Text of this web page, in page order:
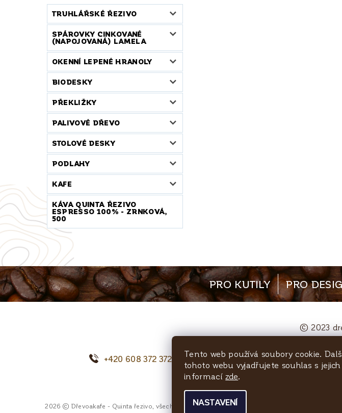
TRUHLÁŘSKÉ ŘEZIVO
SPÁROVKY CINKOVANÉ
(NAPOJOVANÁ) LAMELA
OKENNÍ LEPENÉ HRANOLY
BIODESKY
PŘEKLIŽKY
PALIVOVÉ DŘEVO
STOLOVÉ DESKY
PODLAHY
KAFE
KÁVA QUINTA ŘEZIVO
ESPRESSO 100% - ZRNKOVÁ,
500
PRO KUTILY PRO
© 2023
+420 608 372 372 objednavky@quinta-rezivo.cz
2026 © Dřevoakafe - Quinta řezivo, všechna práva vyhrazena
Tento web používá soubory cookie.
tohoto webu vyjadřujete souhlas s
informacízde.
NASTAVENÍ